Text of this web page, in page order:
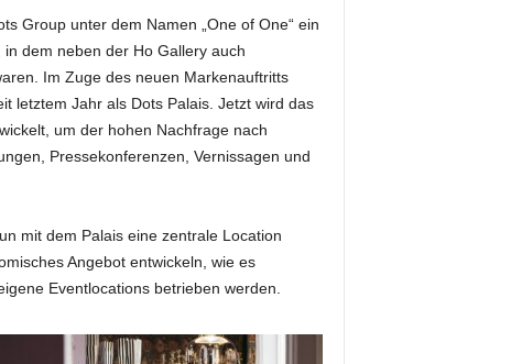
Group unter dem Namen „One of One“ ein
dem neben der Ho Gallery auch
Im Zuge des neuen Markenauftritts
letztem Jahr als Dots Palais. Jetzt wird das
um der hohen Nachfrage nach
Pressekonferenzen, Vernissagen und
mit dem Palais eine zentrale Location
Angebot entwickeln, wie es
Eventlocations betrieben werden.